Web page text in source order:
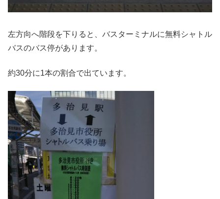
左方向へ階段を下りると、バスターミナルに無料シャトル
バスのバス停があります。
約30分に1本の割合で出ています。